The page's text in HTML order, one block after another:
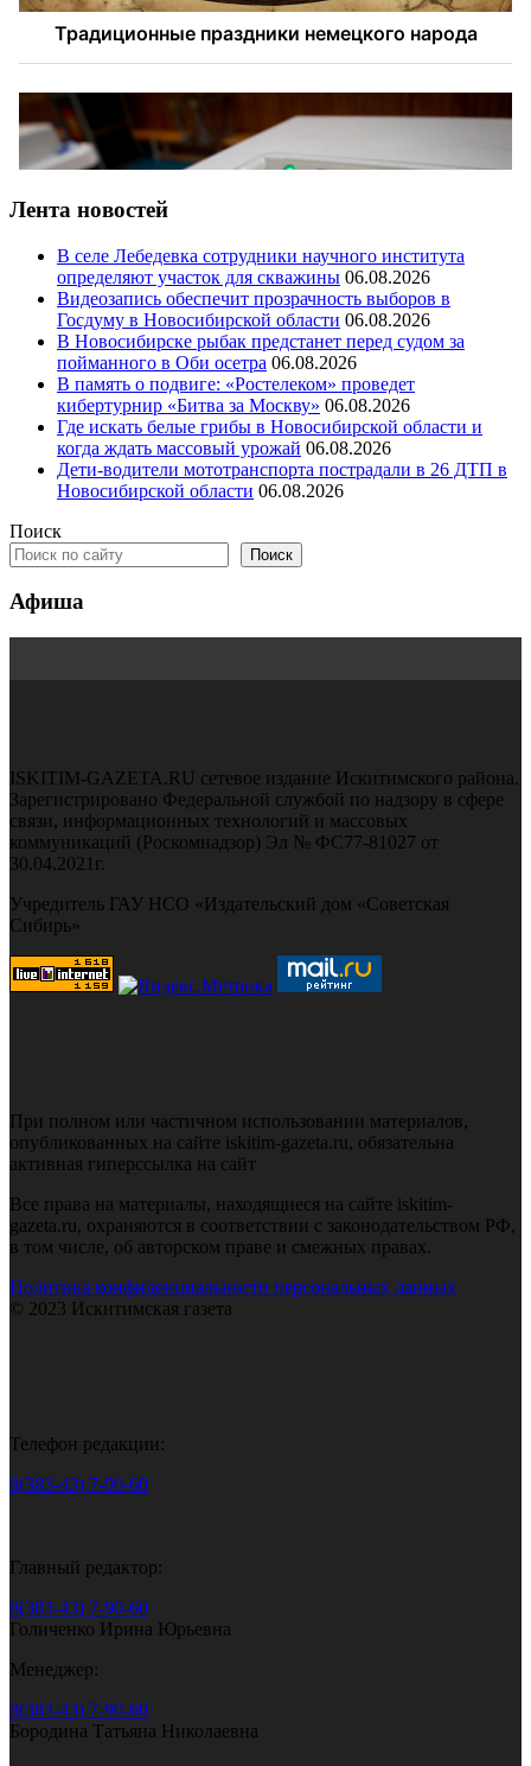
Лента новостей
В селе Лебедевка сотрудники научного института
определяют участок для скважины 06.08.2026
Видеозапись обеспечит прозрачность выборов в
Госдуму в Новосибирской области 06.08.2026
В Новосибирске рыбак предстанет перед судом за
пойманного в Оби осетра 06.08.2026
В память о подвиге: «Ростелеком» проведет
кибертурнир «Битва за Москву» 06.08.2026
Где искать белые грибы в Новосибирской области и
когда ждать массовый урожай 06.08.2026
Дети-водители мототранспорта пострадали в 26 ДТП в
Новосибирской области 06.08.2026
Поиск
Поиск
Афиша
ISKITIM-GAZETA.RU сетевое издание Искитимского района.
Зарегистрировано Федеральной службой по надзору в сфере
связи, информационных технологий и массовых
коммуникаций (Роскомнадзор) Эл № ФС77-81027 от
30.04.2021г.
Учредитель ГАУ НСО «Издательский дом «Советская
Сибирь»
При полном или частичном использовании материалов,
опубликованных на сайте iskitim-gazeta.ru, обязательна
активная гиперссылка на сайт
Все права на материалы, находящиеся на сайте iskitim-
gazeta.ru, охраняются в соответствии с законодательством РФ,
в том числе, об авторском праве и смежных правах.
Политика конфиденциальности персональных данных
© 2023 Искитимская газета
Телефон редакции:
8(383-43) 7-90-60
Главный редактор:
8(383-43) 7-90-60
Голиченко Ирина Юрьевна
Менеджер:
8(383-43) 7-90-60
Бородина Татьяна Николаевна